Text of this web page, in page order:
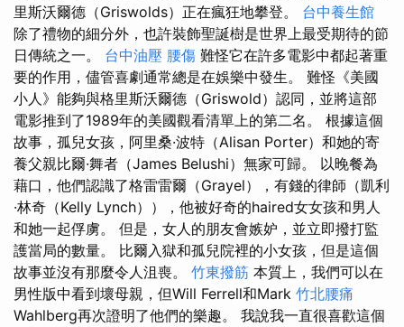
里斯沃爾德（Griswolds）正在瘋狂地攀登。 台中養生館
除了禮物的細分外，也許裝飾聖誕樹是世界上最受期待的節
日傳統之一。 台中油壓 腰傷 難怪它在許多電影中都起著重
要的作用，儘管喜劇通常總是在娛樂中發生。 難怪《美國
小人》能夠與格里斯沃爾德（Griswold）認同，並將這部
電影推到了1989年的美國觀看清單上的第二名。 根據這個
故事，孤兒女孩，阿里桑·波特（Alisan Porter）和她的寄
養父親比爾·舞者（James Belushi）無家可歸。 以晚餐為
藉口，他們認識了格雷雷爾（Grayel），有錢的律師（凱利
·林奇（Kelly Lynch）），他被好奇的haired女女孩和男人
和她一起俘虜。 但是，女人的朋友會嫉妒，並立即撥打監
護當局的數量。 比爾入獄和孤兒院裡的小女孩，但是這個
故事並沒有那麼令人沮喪。 竹東撥筋 本質上，我們可以在
男性版中看到壞母親，但Will Ferrell和Mark 竹北腰痛
Wahlberg再次證明了他們的樂趣。 我說我一直很喜歡這個